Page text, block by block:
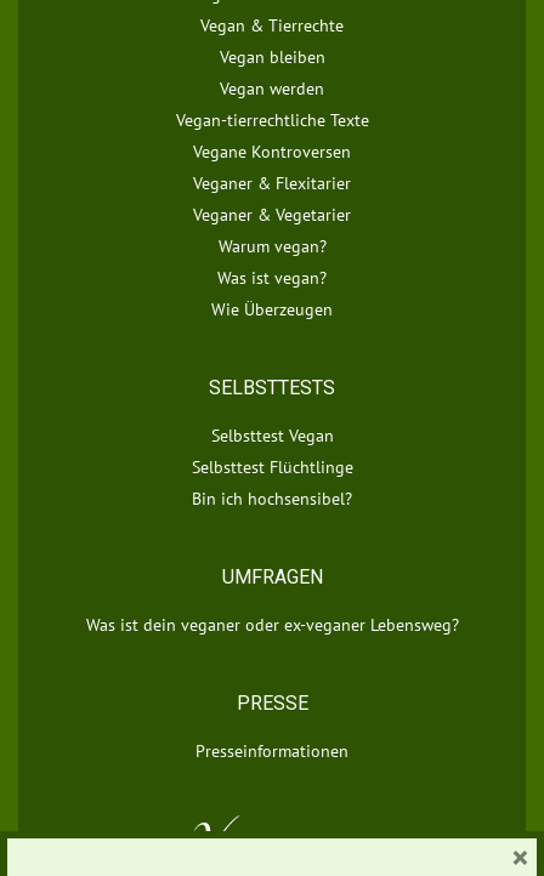
Vegan & Tierrechte
Vegan bleiben
Vegan werden
Vegan-tierrechtliche Texte
Vegane Kontroversen
Veganer & Flexitarier
Veganer & Vegetarier
Warum vegan?
Was ist vegan?
Wie Überzeugen
SELBSTTESTS
Selbsttest Vegan
Selbsttest Flüchtlinge
Bin ich hochsensibel?
UMFRAGEN
Was ist dein veganer oder ex-veganer Lebensweg?
PRESSE
Presseinformationen
×